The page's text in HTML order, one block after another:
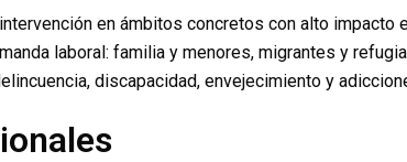
en ámbitos concretos con alto impacto
laboral: familia y menores, migrantes y
discapacidad, envejecimiento y